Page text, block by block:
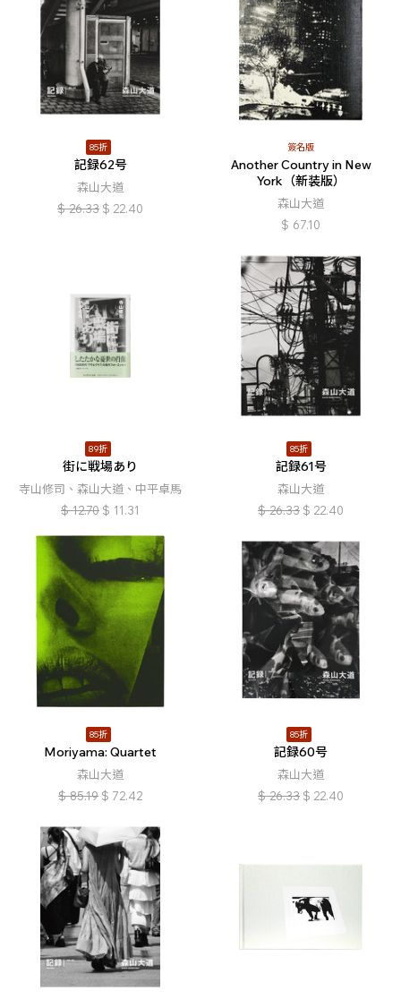
85折
記録62号
森山大道
$ 26.33 $ 22.40
簽名版
Another Country in New
York（新装版）
森山大道
$ 67.10
89折
街に戦場あり
寺山修司、森山大道、中平卓馬
$ 12.70 $ 11.31
85折
記録61号
森山大道
$ 26.33 $ 22.40
85折
Moriyama: Quartet
森山大道
$ 85.19 $ 72.42
85折
記録60号
森山大道
$ 26.33 $ 22.40